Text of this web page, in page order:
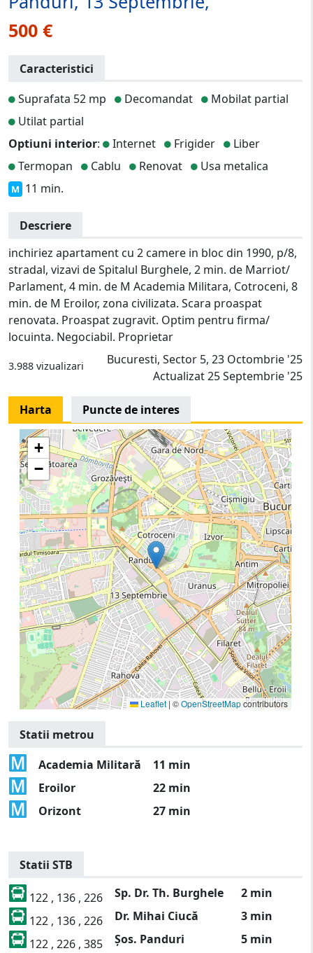
500 €
Caracteristici
Suprafata 52 mp
Decomandat
Mobilat partial
Utilat partial
Optiuni interior: Internet Frigider
Liber
Termopan
Cablu Renovat Usa metalica
M 11 min.
Descriere
inchiriez apartament cu 2 camere in bloc din 1990, p/8,
stradal, vizavi de Spitalul Burghele, 2 min. de Marriot/
Parlament, 4 min. de M Academia Militara, Cotroceni, 8
min. de M Eroilor, zona civilizata. Scara proaspat
renovata. Proaspat zugravit. Optim pentru firma/
locuinta. Negociabil. Proprietar
3.988 vizualizari
Bucuresti, Sector 5, 23 Octombrie '25
Actualizat 25 Septembrie '25
Harta Puncte de interes
+
−
Leaflet | ©OpenStreetMapcontributors
Statii metrou
Academia Militară
11 min
Eroilor
22 min
Orizont
27 min
Statii STB
122 , 136 , 226 Sp. Dr. Th. Burghele
2 min
122 , 136 , 226
Dr. Mihai Ciucă
3 min
122 , 226 , 385
Șos. Panduri
5 min